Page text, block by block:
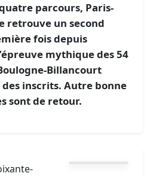
parcours, Paris-
retrouve un second
fois depuis
mythique des 54
Billancourt
inscrits. Autre bonne
sont de retour.